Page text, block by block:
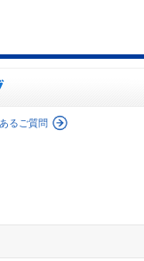
るご質問